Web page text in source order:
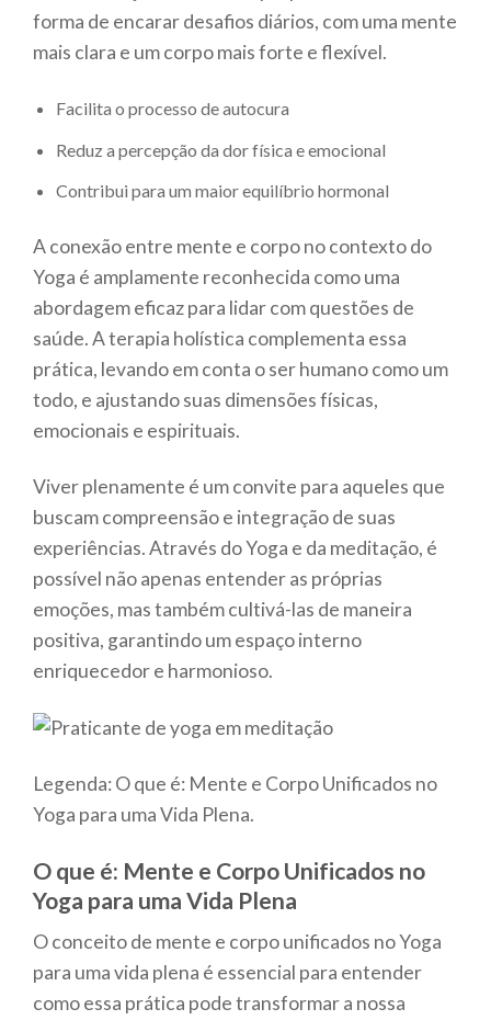
forma de encarar desafios diários, com uma mente
mais clara e um corpo mais forte e flexível.
Facilita o processo de autocura
Reduz a percepção da dor física e emocional
Contribui para um maior equilíbrio hormonal
A conexão entre mente e corpo no contexto do
Yoga é amplamente reconhecida como uma
abordagem eficaz para lidar com questões de
saúde. A terapia holística complementa essa
prática, levando em conta o ser humano como um
todo, e ajustando suas dimensões físicas,
emocionais e espirituais.
Viver plenamente é um convite para aqueles que
buscam compreensão e integração de suas
experiências. Através do Yoga e da meditação, é
possível não apenas entender as próprias
emoções, mas também cultivá-las de maneira
positiva, garantindo um espaço interno
enriquecedor e harmonioso.
Legenda: O que é: Mente e Corpo Unificados no
Yoga para uma Vida Plena.
O que é: Mente e Corpo Unificados no
Yoga para uma Vida Plena
O conceito de mente e corpo unificados no Yoga
para uma vida plena é essencial para entender
como essa prática pode transformar a nossa